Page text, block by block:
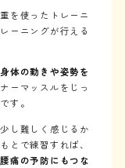
を使ったトレーニ
ーニングが行える
身体の動きや姿勢を
ーマッスルをじっ
す。
し難しく感じるか
とで練習すれば、
痛の予防にもつな